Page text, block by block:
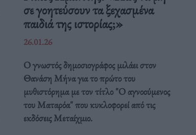
σε γοητεύσουν τα ξεχασμένα
παιδιά της ιστορίας;»
26.01.26
Ο γνωστός δημοσιογράφος μιλάει στον
Θανάση Μήνα για το πρώτο του
μυθιστόρημα με τον τίτλο "Ο αγνοούμενος
του Ματαρόα" που κυκλοφορεί από τις
εκδόσεις Μεταίχμιο.